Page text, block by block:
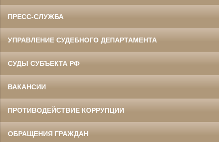
ПРЕСС-СЛУЖБА
УПРАВЛЕНИЕ СУДЕБНОГО ДЕПАРТАМЕНТА
СУДЫ СУБЪЕКТА РФ
ВАКАНСИИ
ПРОТИВОДЕЙСТВИЕ КОРРУПЦИИ
ОБРАЩЕНИЯ ГРАЖДАН